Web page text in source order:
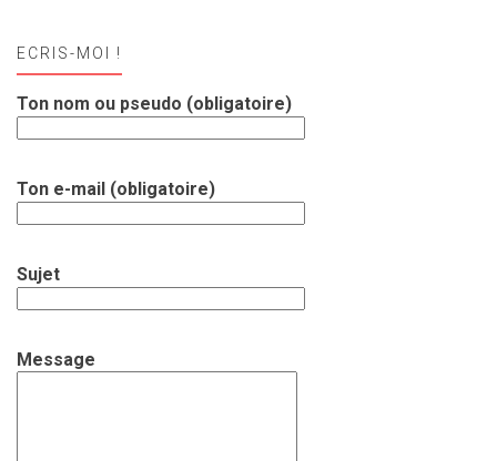
ECRIS-MOI !
Ton nom ou pseudo (obligatoire)
Ton e-mail (obligatoire)
Sujet
Message